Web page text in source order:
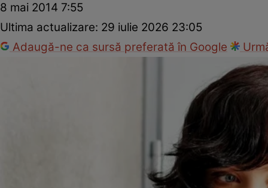
8 mai 2014 7:55
Ultima actualizare: 29 iulie 2026 23:05
Adaugă-ne ca sursă preferată în Google